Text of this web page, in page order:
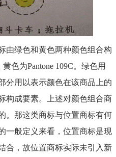
绿色和黄色两种颜色组合构
黄色为Pantone 109C。绿色用
分用以表示颜色在该商品上的
构成要素。上述对颜色组合商
。那这类商标与位置商标有何
一般定义来看，位置商标是现
合，故位置商标实际未引入新